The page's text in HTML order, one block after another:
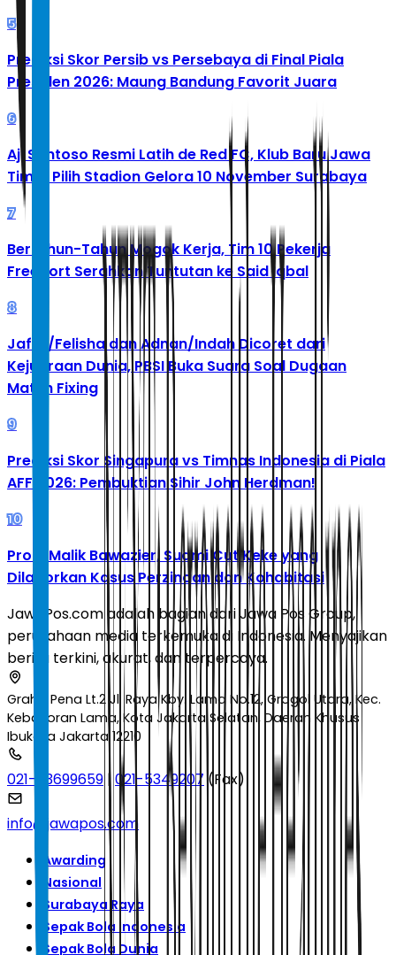
5
Prediksi Skor Persib vs Persebaya di Final Piala
Presiden 2026: Maung Bandung Favorit Juara
6
Aji Santoso Resmi Latih de Red FC, Klub Baru Jawa
Timur Pilih Stadion Gelora 10 November Surabaya
7
Bertahun-Tahun Mogok Kerja, Tim 10 Pekerja
Freeport Serahkan Tuntutan ke Said Iqbal
8
Jafar/Felisha dan Adnan/Indah Dicoret dari
Kejuaraan Dunia, PBSI Buka Suara Soal Dugaan
Match Fixing
9
Prediksi Skor Singapura vs Timnas Indonesia di Piala
AFF 2026: Pembuktian Sihir John Herdman!
10
Profil Malik Bawazier, Suami Cut Keke yang
Dilaporkan Kasus Perzinaan dan Kohabitasi
JawaPos.com adalah bagian dari Jawa Pos Group,
perusahaan media terkemuka di Indonesia. Menyajikan
berita terkini, akurat, dan terpercaya.
Graha Pena Lt.2 Jl. Raya Kby. Lama No.12, Grogol Utara, Kec.
Kebayoran Lama, Kota Jakarta Selatan, Daerah Khusus
Ibukota Jakarta 12210
021-53699659 |021-5349207(Fax)
info@jawapos.com
Awarding
Nasional
Surabaya Raya
Sepak Bola Indonesia
Sepak Bola Dunia